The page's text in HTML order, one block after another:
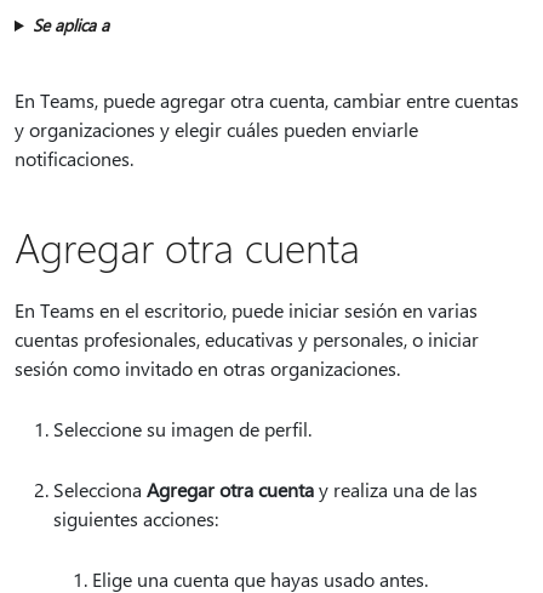
Se aplica a
En Teams, puede agregar otra cuenta, cambiar entre cuentas
y organizaciones y elegir cuáles pueden enviarle
notificaciones.
Agregar otra cuenta
En Teams en el escritorio, puede iniciar sesión en varias
cuentas profesionales, educativas y personales, o iniciar
sesión como invitado en otras organizaciones.
Seleccione su imagen de perfil.
Selecciona Agregar otra cuentay realiza una de las
siguientes acciones:
Elige una cuenta que hayas usado antes.